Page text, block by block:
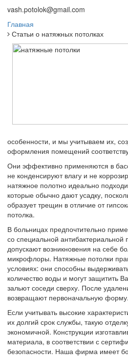
vash.potolok@gmail.com
Главная
Статьи о натяжных потолках
особенности, и мы учитываем их,
оформления помещений
Они эффективно применяются в
не конденсируют влагу и не
натяжное полотно идеально
которые обычно дают усадку,
образует трещин в отличие от
потолка.
В больницах предпочтительно
со специальной антибактериальной
допускают возникновения на себе
микрофлоры. Натяжные потолки
условиях: они способны
количество воды и могут защитить
зальют соседи сверху. После
возвращают первоначальную форму.
Если учитывать высокие
их долгий срок службы, такую
экономичной. Конструкции
материала, в соответствии с
безопасности. Наша фирма имеет